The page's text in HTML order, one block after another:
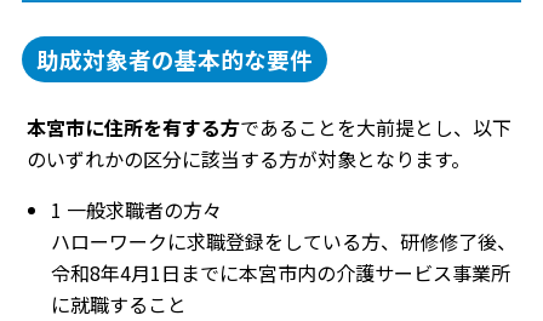
助成対象者の基本的な要件
本宮市に住所を有する方であることを大前提とし、以下
のいずれかの区分に該当する方が対象となります。
1 一般求職者の方々
ハローワークに求職登録をしている方、研修修了後、
令和8年4月1日までに本宮市内の介護サービス事業所
に就職すること